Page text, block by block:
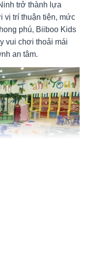
trở thành lựa
vị trí thuận tiện, mức
phú, Biiboo Kids
vui chơi thoải mái
an tâm.